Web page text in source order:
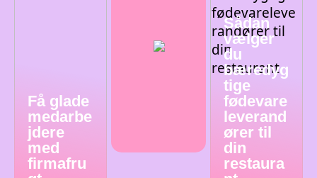
Få glade
medarbe
jdere
med
firmafru
Sådan
vælger
du
bæredyg
tige
fødevare
leverand
ører til
din
restaura